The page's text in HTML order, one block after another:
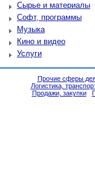
Сырье и материалы
Софт, программы
Музыка
Кино и видео
Услуги
Прочие сферы
Логистика,
Продажи, закупки